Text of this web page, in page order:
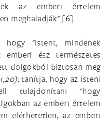
az emberi értelem
meghaladják".[6]
"Istent, mindenek
ész természetes
dolgokból biztosan meg
; tanítja, hogy az isteni
tulajdonítani "hogy
az emberi értelem
elérhetetlen, az emberi